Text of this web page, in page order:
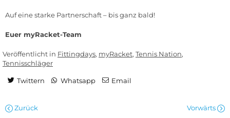
Auf eine starke Partnerschaft – bis ganz bald!
Euer myRacket-Team
Veröffentlicht in Fittingdays, myRacket, Tennis Nation,
Tennisschläger
Twittern Whatsapp Email
Zurück Vorwärts